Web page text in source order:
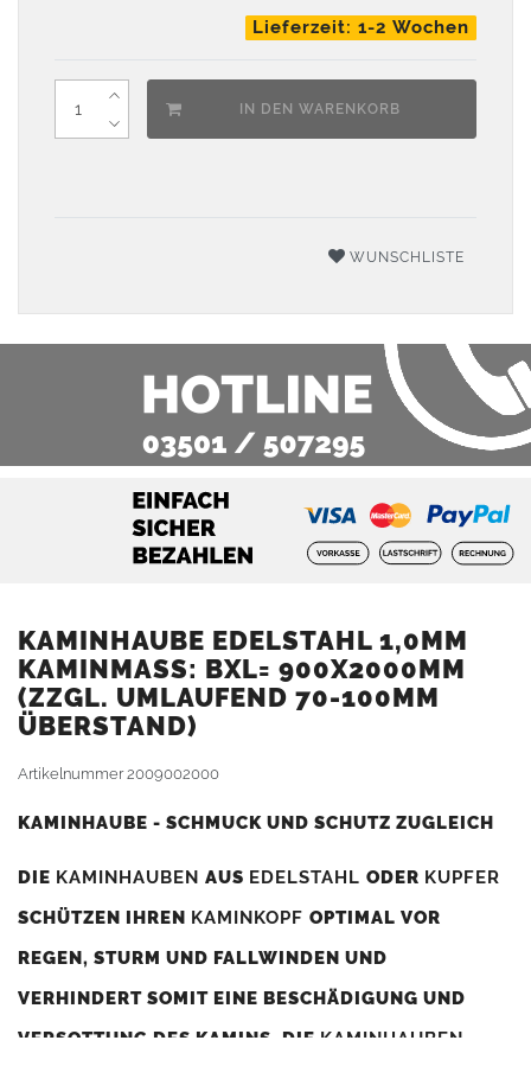
Lieferzeit: 1-2 Wochen
IN DEN WARENKORB
WUNSCHLISTE
KAMINHAUBE EDELSTAHL 1,0MM
KAMINMASS: BXL= 900X2000MM (
ZZGL. UMLAUFEND 70-100MM Ü
BERSTAND)
Artikelnummer2009002000
KAMINHAUBE - SCHMUCK UND SCHUTZ ZUGLEICH
DIE KAMINHAUBEN AUS EDELSTAHL ODER KUPFER
SCHÜTZEN IHREN KAMINKOPF OPTIMAL VOR
REGEN, STURM UND FALLWINDEN UND
VERHINDERT SOMIT EINE BESCHÄDIGUNG UND
VERSOTTUNG DES KAMINS. DIE KAMINHAUBEN